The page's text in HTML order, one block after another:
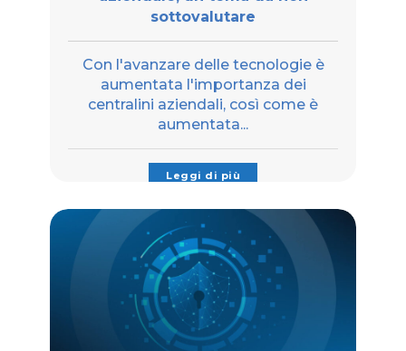
sottovalutare
Con l'avanzare delle tecnologie è
aumentata l'importanza dei
centralini aziendali, così come è
aumentata...
Leggi di più